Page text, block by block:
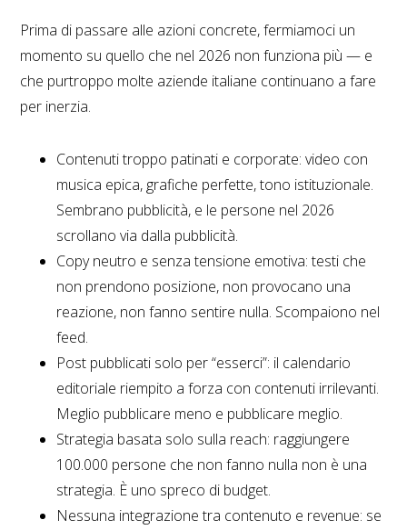
Prima di passare alle azioni concrete, fermiamoci un
momento su quello che nel 2026 non funziona più — e
che purtroppo molte aziende italiane continuano a fare
per inerzia.
Contenuti troppo patinati e corporate: video con
musica epica, grafiche perfette, tono istituzionale.
Sembrano pubblicità, e le persone nel 2026
scrollano via dalla pubblicità.
Copy neutro e senza tensione emotiva: testi che
non prendono posizione, non provocano una
reazione, non fanno sentire nulla. Scompaiono nel
feed.
Post pubblicati solo per “esserci”: il calendario
editoriale riempito a forza con contenuti irrilevanti.
Meglio pubblicare meno e pubblicare meglio.
Strategia basata solo sulla reach: raggiungere
100.000 persone che non fanno nulla non è una
strategia. È uno spreco di budget.
Nessuna integrazione tra contenuto e revenue: se